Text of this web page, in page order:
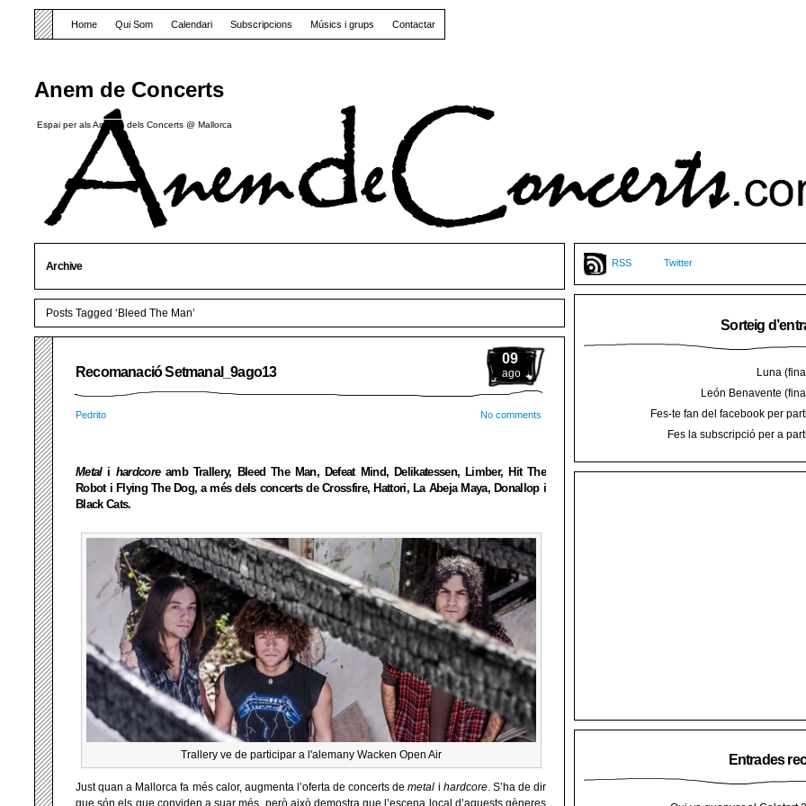
Anem de Concerts
Espai per als Amants dels Concerts @ Mallorca
Home Qui Som Calendari Subscripcions Músics i grups Contactar
Archive
Posts Tagged ‘Bleed The Man’
09
ago
Recomanació Setmanal_9ago13
Pedrito No comments
Metali hardcore amb Trallery, Bleed The Man, Defeat Mind, Delikatessen, Limber, Hit The
Robot i Flying The Dog, a més dels concerts de Crossfire, Hattori, La Abeja Maya, Donallop i
Black Cats.
Trallery ve de participar a l'alemany Wacken Open Air
Just quan a Mallorca fa més calor, augmenta l’oferta de concerts demetal i hardcore. S’ha de dir
que són els que conviden a suar més, però això demostra que l’escena local d’aquests gèneres
RSS Twitter
Sorteig
Luna
León Benavente
Fes-te fan del facebook per
Fes la subscripció per a
Entrades